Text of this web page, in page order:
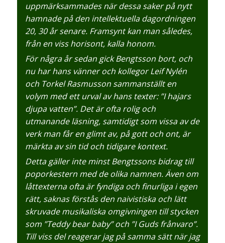
uppmärksammades när dessa saker på nytt
hamnade på den intellektuella dagordningen
20, 30 år senare. Framsynt kan man således,
från en viss horisont, kalla honom.
För några år sedan gick Bengtsson bort, och
nu har hans vänner och kollegor Leif Nylén
och Torkel Rasmusson sammanställt en
volym med ett urval av hans texter: ”I hajars
djupa vatten”. Det är ofta rolig och
utmanande läsning, samtidigt som vissa av de
verk man får en glimt av, på gott och ont, är
märkta av sin tid och tidigare kontext.
Detta gäller inte minst Bengtssons bidrag till
poporkestern med de olika namnen. Även om
låttexterna ofta är fyndiga och finurliga i egen
rätt, saknas förstås den naivistiska och lätt
skruvade musikaliska omgivningen till stycken
som ”Teddy bear baby” och ”I Guds frånvaro”.
Till viss del reagerar jag på samma sätt när jag